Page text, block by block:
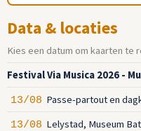
Data & locaties
Kies een datum om kaarten te
Festival Via Musica 2026 -
13/08 Passe-partout en
13/08 Lelystad, Museum